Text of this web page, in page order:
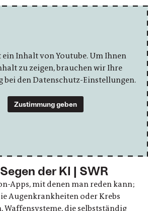
ein Inhalt von Youtube. Um Ihnen
zu zeigen, brauchen wir Ihre
bei den Datenschutz-Einstellungen.
Zustimmung geben
der KI | SWR
Apps, mit denen man reden kann;
Augenkrankheiten oder Krebs
Waffensysteme, die selbstständig